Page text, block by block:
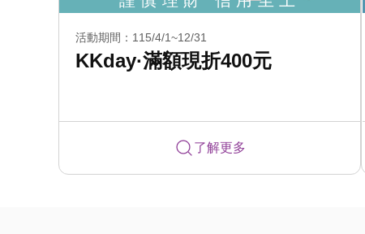
活動期間：115/4/1~12/31
KKday·滿額現折400元
了解更多